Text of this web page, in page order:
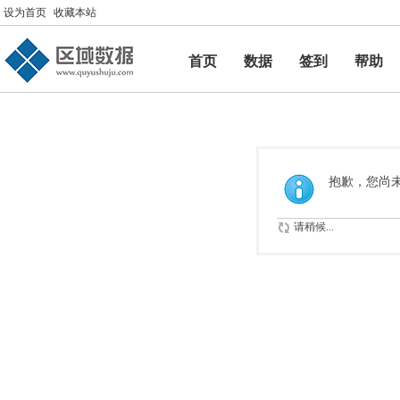
设为首页 收藏本站
首页 数据 签到
帮助
帮助
抱歉，您尚
请稍候...